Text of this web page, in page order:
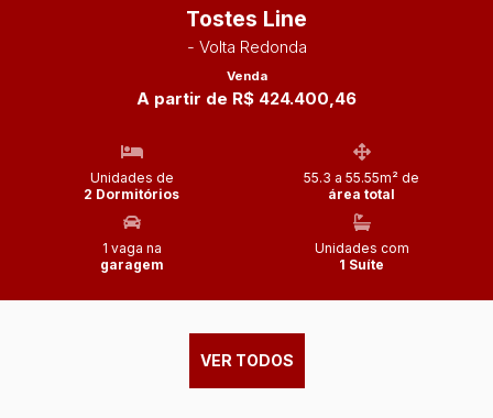
Tostes Line
- Volta Redonda
Venda
A partir de R$ 424.400,46
Unidades de
2 Dormitórios
55.3 a 55.55m² de
área total
1 vaga na
garagem
Unidades com
1 Suíte
VER TODOS